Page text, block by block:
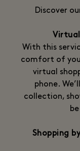
Discover
With this
comfort of
virtual
phone.
collection,
Shopping